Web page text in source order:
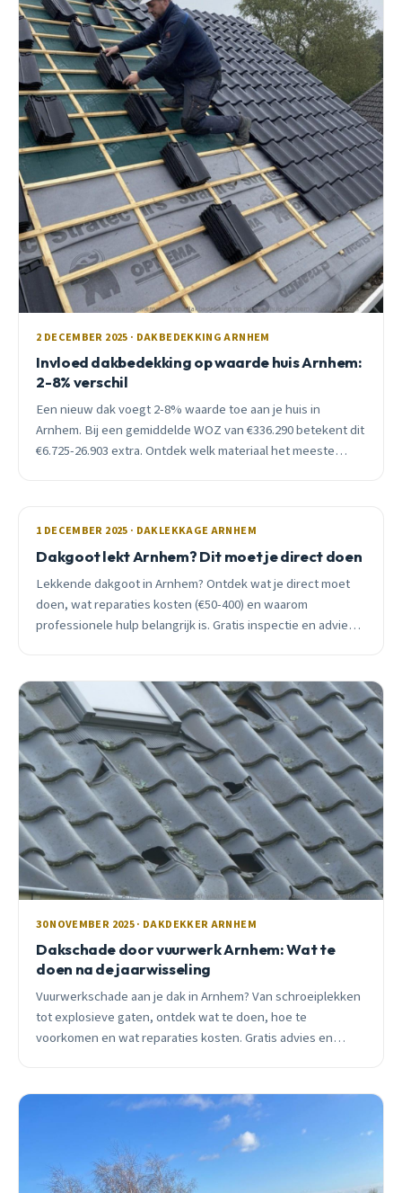
2 DECEMBER 2025 · DAKBEDEKKING ARNHEM
Invloed dakbedekking op waarde huis Arnhem:
2-8% verschil
Een nieuw dak voegt 2-8% waarde toe aan je huis in
Arnhem. Bij een gemiddelde WOZ van €336.290 betekent dit
€6.725-26.903 extra. Ontdek welk materiaal het meeste
1 DECEMBER 2025 · DAKLEKKAGE ARNHEM
Dakgoot lekt Arnhem? Dit moet je direct doen
Lekkende dakgoot in Arnhem? Ontdek wat je direct moet
doen, wat reparaties kosten (€50-400) en waarom
professionele hulp belangrijk is. Gratis inspectie en advies
30 NOVEMBER 2025 · DAKDEKKER ARNHEM
Dakschade door vuurwerk Arnhem: Wat te
doen na de jaarwisseling
Vuurwerkschade aan je dak in Arnhem? Van schroeiplekken
tot explosieve gaten, ontdek wat te doen, hoe te
voorkomen en wat reparaties kosten. Gratis advies en